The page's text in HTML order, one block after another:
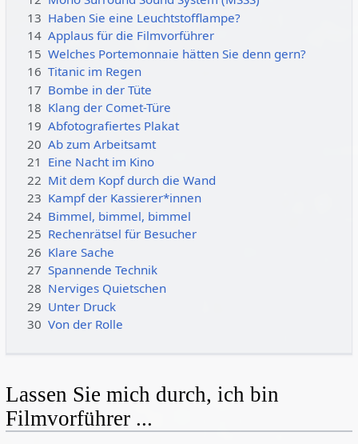
13 Haben Sie eine Leuchtstofflampe?
14 Applaus für die Filmvorführer
15 Welches Portemonnaie hätten Sie denn gern?
16 Titanic im Regen
17 Bombe in der Tüte
18 Klang der Comet-Türe
19 Abfotografiertes Plakat
20 Ab zum Arbeitsamt
21 Eine Nacht im Kino
22 Mit dem Kopf durch die Wand
23 Kampf der Kassierer*innen
24 Bimmel, bimmel, bimmel
25 Rechenrätsel für Besucher
26 Klare Sache
27 Spannende Technik
28 Nerviges Quietschen
29 Unter Druck
30 Von der Rolle
Lassen Sie mich durch, ich bin
Filmvorführer ...